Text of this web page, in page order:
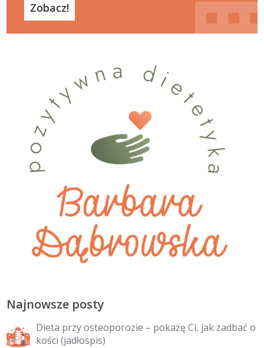
Zobacz!
Najnowsze posty
Dieta przy osteoporozie – pokażę Ci, jak zadbać o
kości (jadłospis)